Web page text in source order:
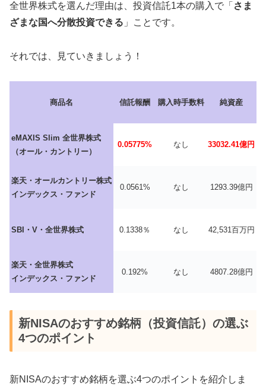
全世界株式を選んだ理由は、投資信託1本の購入で「 さま
ざまな国へ分散投資できる 」ことです。
それでは、見ていきましょう！
商品名 信託報酬 購入時手数料 純資産
eMAXIS Slim 全世界株式
（オール・カントリー）
0.05775% なし 33032.41億円
楽天・オールカントリー株式
インデックス・ファンド
0.0561% なし 1293.39億円
SBI・V・全世界株式 0.1338％ なし 42,531百万円
楽天・全世界株式
インデックス・ファンド
0.192% なし 4807.28億円
新NISAのおすすめ銘柄（投資信託）の選ぶ
4つのポイント
新NISAのおすすめ銘柄を選ぶ4つのポイントを紹介しま